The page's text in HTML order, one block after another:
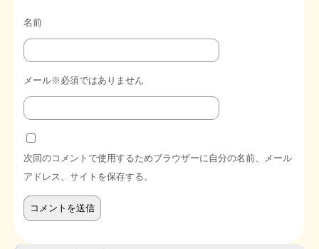
名前
メール※必須ではありません
次回のコメントで使用するためブラウザーに自分の名前、メール
アドレス、サイトを保存する。